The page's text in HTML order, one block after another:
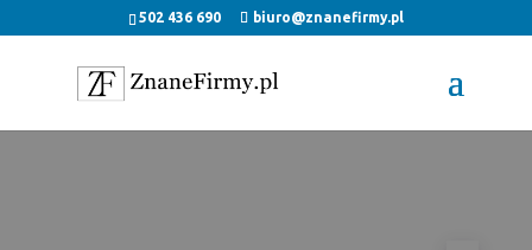
502 436 690 biuro@znanefirmy.pl